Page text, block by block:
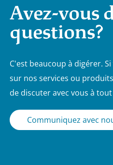
Avez-vous
questions?
C'est beaucoup à digérer.
sur nos services ou
de discuter avec vous à
Communiquez avec